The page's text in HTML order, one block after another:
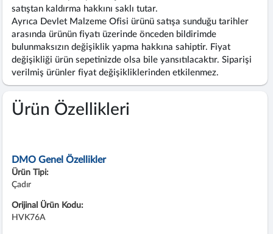
satıştan kaldırma hakkını saklı tutar.
Ayrıca Devlet Malzeme Ofisi ürünü satışa sunduğu tarihler
arasında ürünün fiyatı üzerinde önceden bildirimde
bulunmaksızın değişiklik yapma hakkına sahiptir. Fiyat
değişikliği ürün sepetinizde olsa bile yansıtılacaktır. Siparişi
verilmiş ürünler fiyat değişikliklerinden etkilenmez.
Ürün Özellikleri
DMO Genel Özellikler
Ürün Tipi:
Çadır
Orijinal Ürün Kodu:
HVK76A